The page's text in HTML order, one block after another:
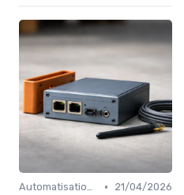
Automatisation processus •
21/04/2026